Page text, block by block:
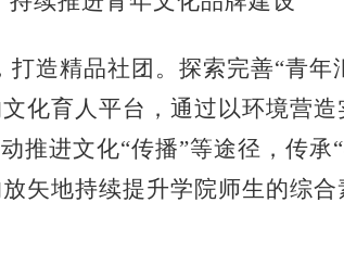
打造精品社团。探索完善“青
化育人平台，通过以环境营
推进文化“传播”等途径，传承
矢地持续提升学院师生的综